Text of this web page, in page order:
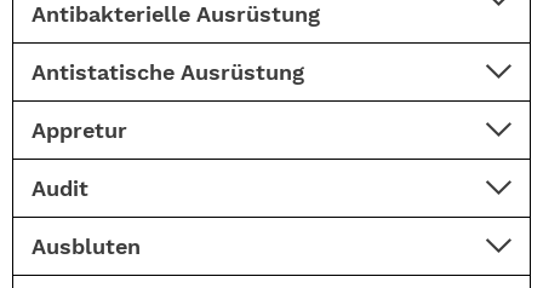
Antibakterielle Ausrüstung
Antistatische Ausrüstung
Appretur
Audit
Ausbluten